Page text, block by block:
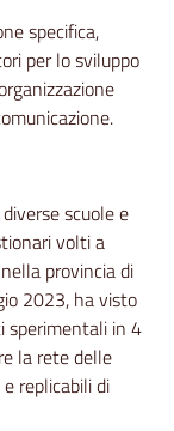
specifica,
per lo sviluppo
scuole e
volti a
provincia di
2023, ha visto
sperimentali in 4
la rete delle
replicabili di